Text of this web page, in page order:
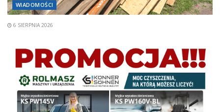
WIADOMOŚCI
6 SIERPNIA 2026